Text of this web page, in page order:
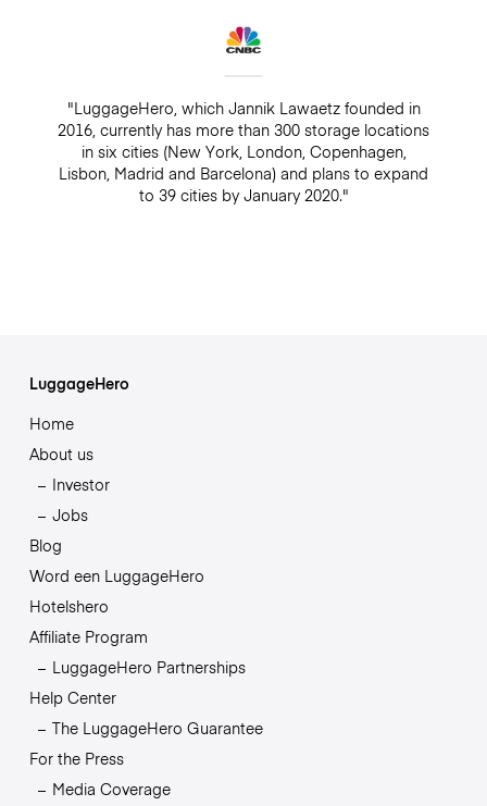
"LuggageHero, which Jannik Lawaetz founded in
2016, currently has more than 300 storage locations
in six cities (New York, London, Copenhagen,
Lisbon, Madrid and Barcelona) and plans to expand
to 39 cities by January 2020."
LuggageHero
Home
About us
Investor
Jobs
Blog
Word een LuggageHero
Hotelshero
Affiliate Program
LuggageHero Partnerships
Help Center
The LuggageHero Guarantee
For the Press
Media Coverage